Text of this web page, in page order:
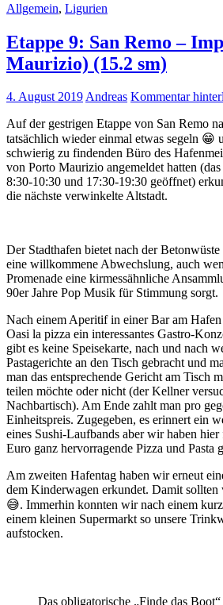
Allgemein, Ligurien
Etappe 9: San Remo –
Maurizio) (15.2 sm)
4. August 2019Andreas Kommentar
Auf der gestrigen Etappe von San Remo
tatsächlich wieder einmal etwas segeln 😁
schwierig zu findenden Büro des
von Porto Maurizio angemeldet hatten
8:30-10:30 und 17:30-19:30 geöffnet)
die nächste verwinkelte Altstadt.
Der Stadthafen bietet nach der
eine willkommene Abwechslung, auch
Promenade eine kirmessähnliche
90er Jahre Pop Musik für Stimmung sorgt.
Nach einem Aperitif in einer Bar am
Oasi la pizza ein interessantes Gastro-
gibt es keine Speisekarte, nach und nach
Pastagerichte an den Tisch gebracht und
man das entsprechende Gericht am Tisch
teilen möchte oder nicht (der Kellner
Nachbartisch). Am Ende zahlt man pro
Einheitspreis. Zugegeben, es erinnert ein
eines Sushi-Laufbands aber wir haben
Euro ganz hervorragende Pizza und Pasta
Am zweiten Hafentag haben wir erneut
dem Kinderwagen erkundet. Damit
😅. Immerhin konnten wir nach einem
einem kleinen Supermarkt so unsere
aufstocken.
Das obligatorische „Finde das